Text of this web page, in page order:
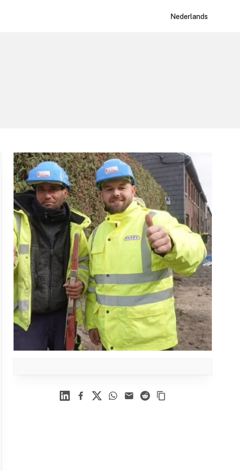
Nederlands
LinkedinFacebook
X WhatsApp
Mail Reddit